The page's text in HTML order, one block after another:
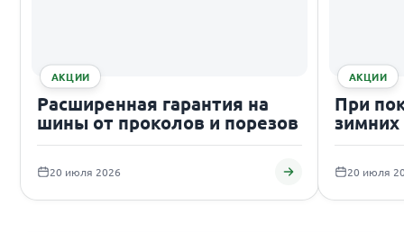
АКЦИИ
Расширенная гарантия на
шины от проколов и порезов
20 июля 2026
АКЦИИ
При
20 июля